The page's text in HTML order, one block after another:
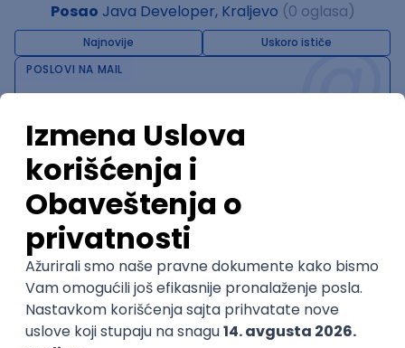
Posao Java Developer, Kraljevo (0 oglasa)
Najnovije Uskoro ističe@
POSLOVI NA MAIL
TEHNOLOGIJA
POSLODAVAC
GRAD
SENIORITET
Najnoviji poslovi svakog dana u tvom
inboxu
Prijavi se
Trenutno nema oglasa po traženim kriterijumima